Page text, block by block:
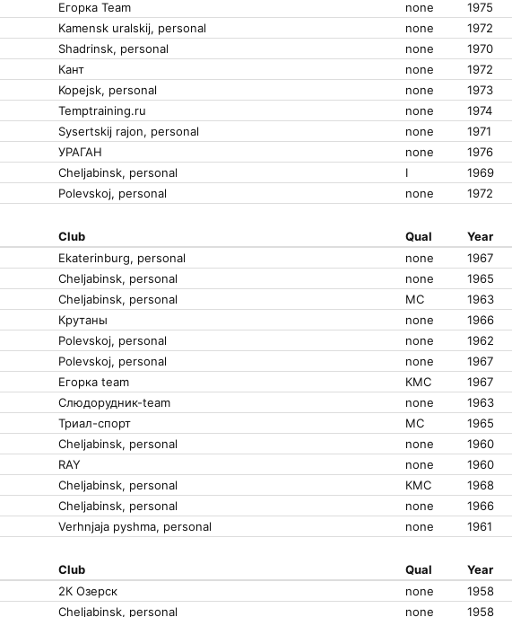
Егорка Team none 1975
Kamensk uralskij, personal none 1972
Shadrinsk, personal none 1970
Кант none 1972
Kopejsk, personal none 1973
Temptraining.ru none 1974
Sysertskij rajon, personal none 1971
УРАГАН none 1976
Cheljabinsk, personal I 1969
Polevskoj, personal none 1972
Club Qual Year
Ekaterinburg, personal none 1967
Cheljabinsk, personal none 1965
Cheljabinsk, personal МС 1963
Крутаны none 1966
Polevskoj, personal none 1962
Polevskoj, personal none 1967
Егорка team КМС 1967
Слюдорудник-team none 1963
Триал-спорт МС 1965
Cheljabinsk, personal none 1960
RAY none 1960
Cheljabinsk, personal КМС 1968
Cheljabinsk, personal none 1966
Verhnjaja pyshma, personal none 1961
Club Qual Year
2К Озерск none 1958
Cheljabinsk, personal none 1958